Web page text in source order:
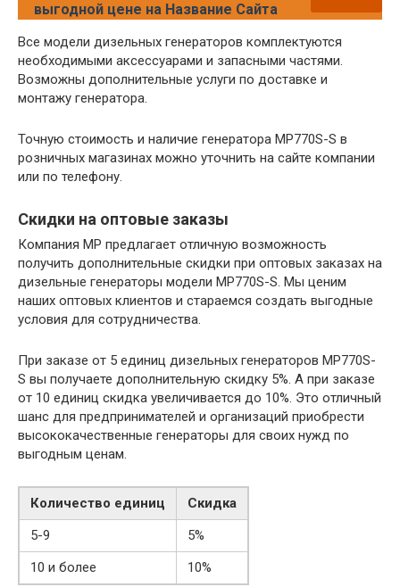
выгодной цене на Название Сайта
Все модели дизельных генераторов комплектуются
необходимыми аксессуарами и запасными частями.
Возможны дополнительные услуги по доставке и
монтажу генератора.
Точную стоимость и наличие генератора MP770S-S в
розничных магазинах можно уточнить на сайте компании
или по телефону.
Скидки на оптовые заказы
Компания MP предлагает отличную возможность
получить дополнительные скидки при оптовых заказах на
дизельные генераторы модели MP770S-S. Мы ценим
наших оптовых клиентов и стараемся создать выгодные
условия для сотрудничества.
При заказе от 5 единиц дизельных генераторов MP770S-
S вы получаете дополнительную скидку 5%. А при заказе
от 10 единиц скидка увеличивается до 10%. Это отличный
шанс для предпринимателей и организаций приобрести
высококачественные генераторы для своих нужд по
выгодным ценам.
Количество единиц
Скидка
5-9
5%
10 и более
10%